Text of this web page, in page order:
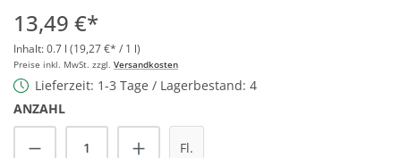
13,49 €*
Inhalt:0.7 l (19,27 €* / 1 l)
Preise inkl. MwSt. zzgl. Versandkosten
Lieferzeit: 1-3 Tage / Lagerbestand: 4
ANZAHL
Produkt Anzahl: Gib den gewünschten
Fl.